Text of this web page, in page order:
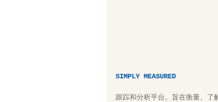
SIMPLY MEASURED
跟踪和分析平台。旨在衡量、了